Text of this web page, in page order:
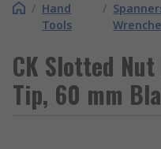
/ Hand
Tools
/
CK Slotted
Tip, 60 mm